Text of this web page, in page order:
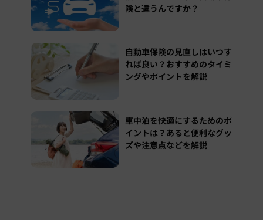
険と違うんですか？
自動車保険の見直しはいつす
れば良い？おすすめのタイミ
ングやポイントを解説
車中泊を快適にするためのポ
イントは？あると便利なグッ
ズや注意点などを解説